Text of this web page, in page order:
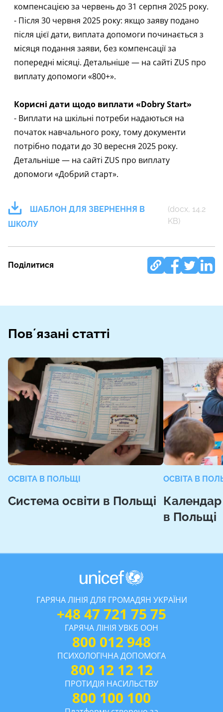
компенсацією за червень до 31 серпня 2025 року.
- Після 30 червня 2025 року: якщо заяву подано
після цієї дати, виплата допомоги починається з
місяця подання заяви, без компенсації за
попередні місяці. Детальніше — на сайті ZUS про
виплату допомоги «800+».
Корисні дати щодо виплати «Dobry Start»
- Виплати на шкільні потреби надаються на
початок навчального року, тому документи
потрібно подати до 30 вересня 2025 року.
Детальніше — на сайті ZUS про виплату
допомоги «Добрий старт».
ШАБЛОН ДЛЯ ЗВЕРНЕННЯ В
ШКОЛУ
(docx, 14.2
KB)
Поділитися
Повʼязані статті
ОСВІТА В ПОЛЬЩІ
Система освіти в Польщі
ОСВІТА В
в Польщі
ГАРЯЧА ЛІНІЯ ДЛЯ ГРОМАДЯН УКРАЇНИ
+48 47 721 75 75
ГАРЯЧА ЛІНІЯ УВКБ ООН
800 012 948
ПСИХОЛОГІЧНА ДОПОМОГА
800 12 12 12
ПРОТИДІЯ НАСИЛЬСТВУ
800 100 100